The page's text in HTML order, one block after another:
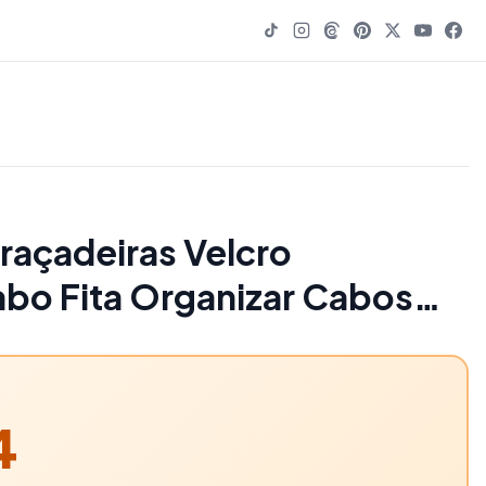
Velcro
Fita Organizar Cabos
15cm preta - 82% OFF |